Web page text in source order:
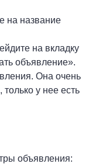
на название
на вкладку
объявление».
Она очень
у нее есть
объявления: